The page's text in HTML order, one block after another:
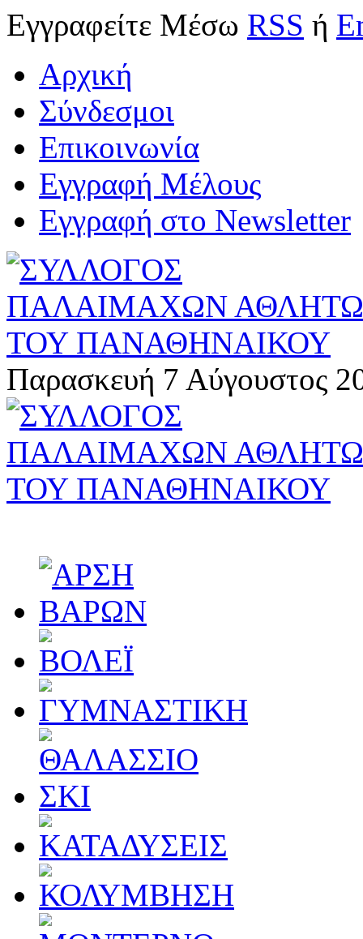
Εγγραφείτε Μέσω RSS ή
Αρχική
Σύνδεσμοι
Επικοινωνία
Εγγραφή Μέλους
Εγγραφή στο Newsletter
Παρασκευή 7 Αύγουστος